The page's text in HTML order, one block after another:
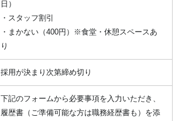
日）
・スタッフ割引
・まかない（400円）※食堂・休憩スペースあ
り
採用が決まり次第締め切り
下記のフォームから必要事項を入力いただき、
履歴書（ご準備可能な方は職務経歴書も）を添